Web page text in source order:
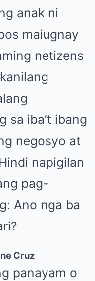
anak ni
maiugnay
netizens
sa iba’t ibang
negosyo at
napigilan
pag-
Ano nga ba
Cruz
panayam o